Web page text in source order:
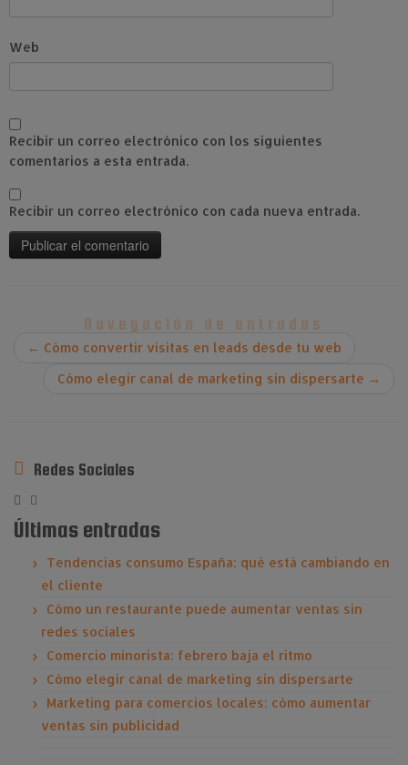
Web
Recibir un correo electrónico con los siguientes
comentarios a esta entrada.
Recibir un correo electrónico con cada nueva entrada.
Navegación de entradas
← Cómo convertir visitas en leads desde tu web
Cómo elegir canal de marketing sin dispersarte →
Redes Sociales
Últimas entradas
Tendencias consumo España: qué está cambiando en
el cliente
Cómo un restaurante puede aumentar ventas sin
redes sociales
Comercio minorista: febrero baja el ritmo
Cómo elegir canal de marketing sin dispersarte
Marketing para comercios locales: cómo aumentar
ventas sin publicidad